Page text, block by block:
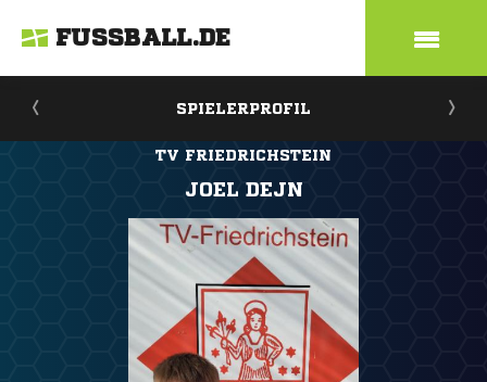
FUSSBALL.DE
SPIELERPROFIL
TV FRIEDRICHSTEIN
JOEL DEJN